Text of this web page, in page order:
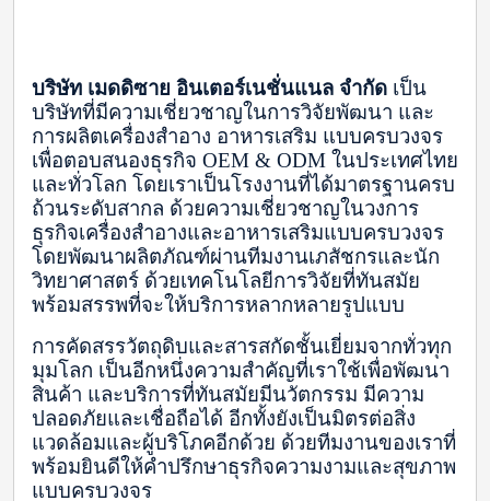
บริษัท เมดดิซาย อินเตอร์เนชั่นแนล จำกัด เป็น
บริษัทที่มีความเชี่ยวชาญในการวิจัยพัฒนา และ
การผลิตเครื่องสำอาง อาหารเสริม แบบครบวงจร
เพื่อตอบสนองธุรกิจ OEM & ODM ในประเทศไทย
และทั่วโลก โดยเราเป็นโรงงานที่ได้มาตรฐานครบ
ถ้วนระดับสากล ด้วยความเชี่ยวชาญในวงการ
ธุรกิจเครื่องสำอางและอาหารเสริมแบบครบวงจร
โดยพัฒนาผลิตภัณฑ์ผ่านทีมงานเภสัชกรและนัก
วิทยาศาสตร์ ด้วยเทคโนโลยีการวิจัยที่ทันสมัย
พร้อมสรรพที่จะให้บริการหลากหลายรูปแบบ
การคัดสรรวัตถุดิบและสารสกัดชั้นเยี่ยมจากทั่วทุก
มุมโลก เป็นอีกหนึ่งความสำคัญที่เราใช้เพื่อพัฒนา
สินค้า และบริการที่ทันสมัยมีนวัตกรรม มีความ
ปลอดภัยและเชื่อถือได้ อีกทั้งยังเป็นมิตรต่อสิ่ง
แวดล้อมและผู้บริโภคอีกด้วย ด้วยทีมงานของเราที่
พร้อมยินดีให้คำปรึกษาธุรกิจความงามและสุขภาพ
แบบครบวงจร